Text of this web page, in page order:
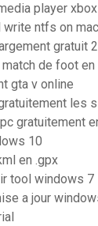
player
write ntfs on mac
gratuit
de foot
gta v online
les
gratuitement
10
en .gpx
tool windows 7
a jour